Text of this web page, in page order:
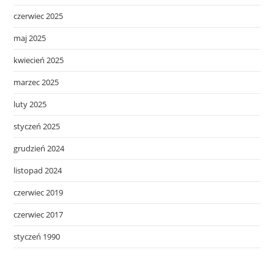
czerwiec 2025
maj 2025
kwiecień 2025
marzec 2025
luty 2025
styczeń 2025
grudzień 2024
listopad 2024
czerwiec 2019
czerwiec 2017
styczeń 1990